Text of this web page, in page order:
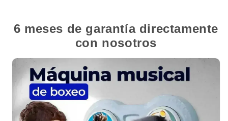
6 meses de garantía directamente
con nosotros